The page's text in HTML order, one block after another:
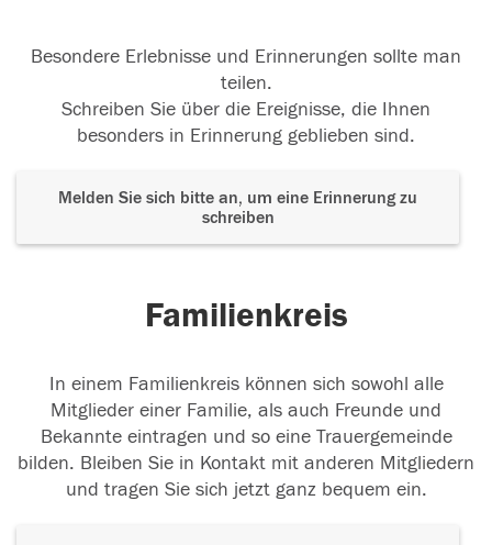
Besondere Erlebnisse und Erinnerungen sollte man
teilen.
Schreiben Sie über die Ereignisse, die Ihnen
besonders in Erinnerung geblieben sind.
Melden Sie sich bitte an, um eine Erinnerung zu
schreiben
Familienkreis
In einem Familienkreis können sich sowohl alle
Mitglieder einer Familie, als auch Freunde und
Bekannte eintragen und so eine Trauergemeinde
bilden. Bleiben Sie in Kontakt mit anderen Mitgliedern
und tragen Sie sich jetzt ganz bequem ein.